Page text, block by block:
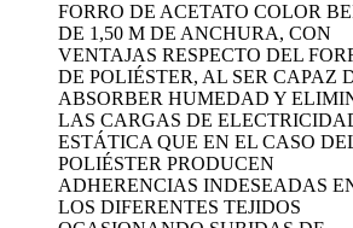
FORRO DE ACETATO COLOR
DE 1,50 M DE ANCHURA, CON
VENTAJAS RESPECTO DEL
DE POLIÉSTER, AL SER CAPAZ
ABSORBER HUMEDAD Y
LAS CARGAS DE
ESTÁTICA QUE EN EL CASO
POLIÉSTER PRODUCEN
ADHERENCIAS INDESEADAS
LOS DIFERENTES TEJIDOS